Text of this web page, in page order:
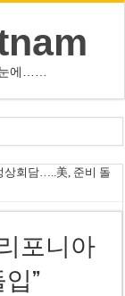
에……
정’ 출간
은 국영기업
압박 직면
상회담…..美, 준비 돌
포니아
”